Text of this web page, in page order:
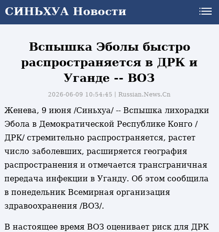
СИНЬХУА Новости
СИНЬХУА Новости
Вспышка Эболы быстро
распространяется в ДРК и
Уганде -- ВОЗ
2026-06-09 10:54:45丨Russian.News.Cn
Женева, 9 июня /Синьхуа/ -- Вспышка лихорадки
Эбола в Демократической Республике Конго /
ДРК/ стремительно распространяется, растет
число заболевших, расширяется география
распространения и отмечается трансграничная
передача инфекции в Уганду. Об этом сообщила
в понедельник Всемирная организация
здравоохранения /ВОЗ/.
В настоящее время ВОЗ оценивает риск для ДРК